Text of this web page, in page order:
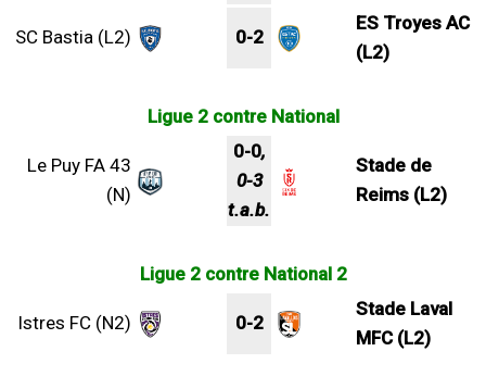
SC Bastia (L2) 0-2
ES Troyes AC
(L2)
Ligue 2 contre National
Le Puy FA 43
(N)
0-0,
0-3
t.a.b.
Stade de
Reims (L2)
Ligue 2 contre National 2
Istres FC (N2) 0-2
Stade Laval
MFC (L2)